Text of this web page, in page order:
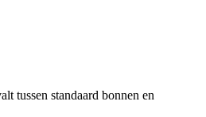
tussen standaard bonnen en